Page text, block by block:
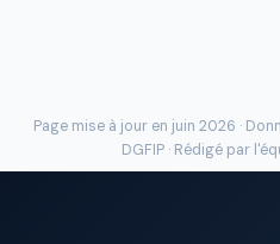
Page mise à jour en juin 2026 ·
DGFIP · Rédigé par l'